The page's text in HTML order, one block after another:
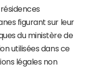
figurant sur leur
du ministère de
utilisées dans ce
légales non